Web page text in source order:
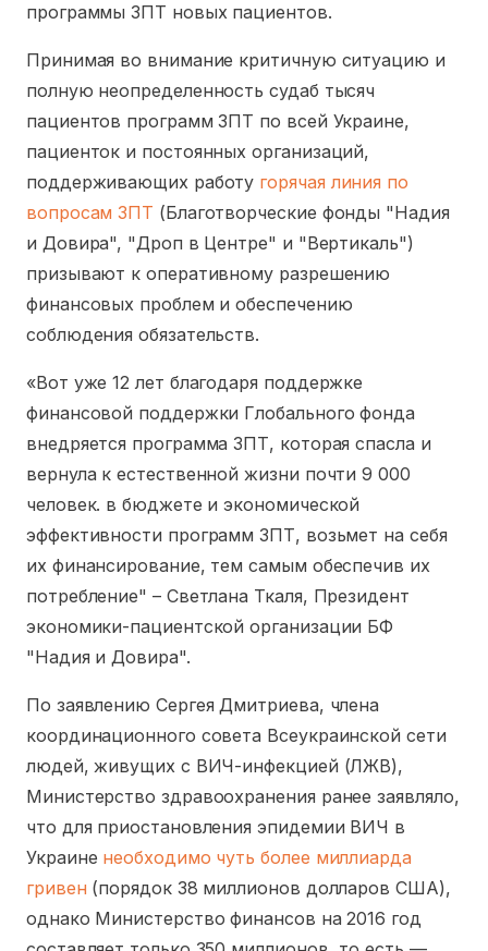
программы ЗПТ новых пациентов.
Принимая во внимание критичную ситуацию и
полную неопределенность судаб тысяч
пациентов программ ЗПТ по всей Украине,
пациенток и постоянных организаций,
поддерживающих работу горячая линия по
вопросам ЗПТ (Благотворческие фонды "Надия
и Довира", "Дроп в Центре" и "Вертикаль")
призывают к оперативному разрешению
финансовых проблем и обеспечению
соблюдения обязательств.
«Вот уже 12 лет благодаря поддержке
финансовой поддержки Глобального фонда
внедряется программа ЗПТ, которая спасла и
вернула к естественной жизни почти 9 000
человек. в бюджете и экономической
эффективности программ ЗПТ, возьмет на себя
их финансирование, тем самым обеспечив их
потребление" – Светлана Ткаля, Президент
экономики-пациентской организации БФ
"Надия и Довира".
По заявлению Сергея Дмитриева, члена
координационного совета Всеукраинской сети
людей, живущих с ВИЧ-инфекцией (ЛЖВ),
Министерство здравоохранения ранее заявляло,
что для приостановления эпидемии ВИЧ в
Украине необходимо чуть более миллиарда
гривен (порядок 38 миллионов долларов США),
однако Министерство финансов на 2016 год